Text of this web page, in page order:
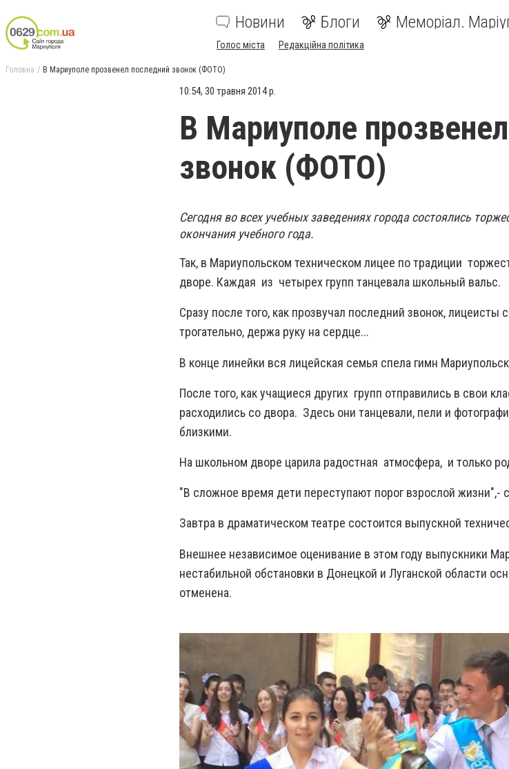
Новини Блоги Меморіал.
Голос міста Редакційна політика
Головна В Мариуполе прозвенел последний звонок (ФОТО)
10:54, 30 травня 2014 р.
В Мариуполе
звонок (ФОТО)
Сегодня во всех учебных заведениях города состоялись
окончания учебного года.
Так, в Мариупольском техническом лицее по традиции
дворе. Каждая из четырех групп танцевала школьный вальс.
Сразу после того, как прозвучал последний звонок, лицеисты
трогательно, держа руку на сердце...
В конце линейки вся лицейская семья спела гимн
После того, как учащиеся других групп отправились в свои
расходились со двора. Здесь они танцевали, пели и
близкими.
На школьном дворе царила радостная атмосфера, и только
"В сложное время дети переступают порог взрослой жизни",-
Завтра в драматическом театре состоится выпускной
Внешнее независимое оценивание в этом году выпускники
нестабильной обстановки в Донецкой и Луганской области
отменена.